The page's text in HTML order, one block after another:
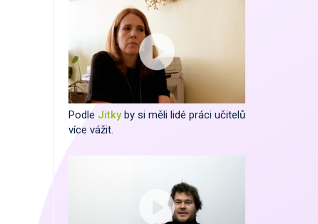
Podle Jitkyby si měli lidé práci učitelů
více vážit.